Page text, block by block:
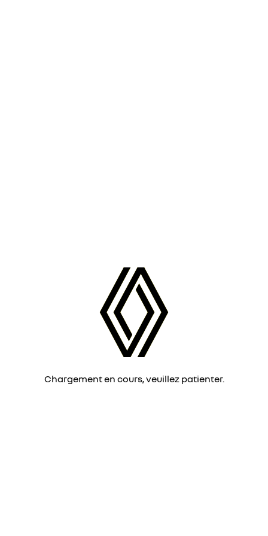
Chargement en cours, veuillez patienter.